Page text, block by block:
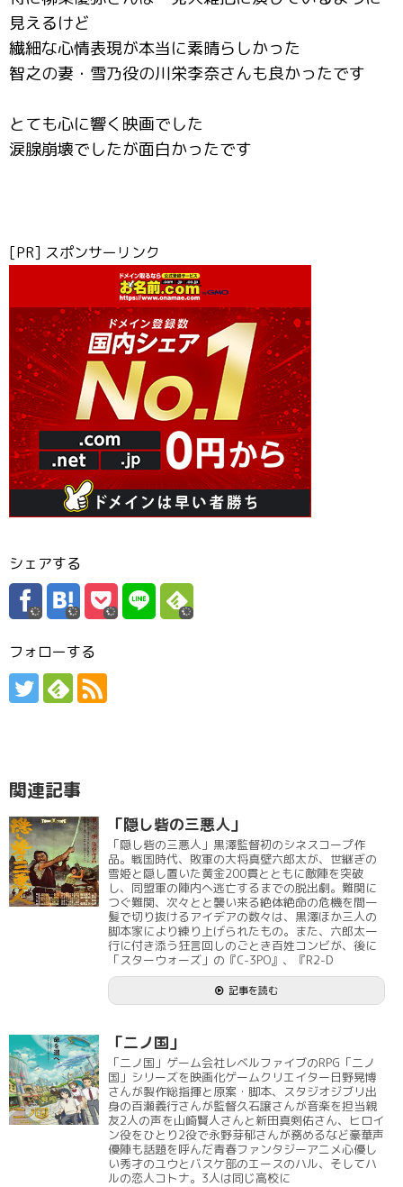
見えるけど
繊細な心情表現が本当に素晴らしかった
智之の妻・雪乃役の川栄李奈さんも良かったです
とても心に響く映画でした
涙腺崩壊でしたが面白かったです
[PR] スポンサーリンク
シェアする
フォローする
関連記事
「隠し砦の三悪人」
「隠し砦の三悪人」黒澤監督初のシネスコープ作
品。戦国時代、敗軍の大将真壁六郎太が、世継ぎの
雪姫と隠し置いた黄金200貫とともに敵陣を突破
し、同盟軍の陣内へ逃亡するまでの脱出劇。難関に
つぐ難関、次々とと襲い来る絶体絶命の危機を間一
髪で切り抜けるアイデアの数々は、黒澤ほか三人の
脚本家により練り上げられたもの。また、六郎太一
行に付き添う狂言回しのごとき百姓コンビが、後に
「スターウォーズ」の『C-3PO』、『R2-D
記事を読む
「二ノ国」
「二ノ国」ゲーム会社レベルファイブのRPG「二ノ
国」シリーズを映画化ゲームクリエイター日野晃博
さんが製作総指揮と原案・脚本、スタジオジブリ出
身の百瀬義行さんが監督久石譲さんが音楽を担当親
友2人の声を山崎賢人さんと新田真剣佑さん、ヒロイ
ン役をひとり2役で永野芽郁さんが務めるなど豪華声
優陣も話題を呼んだ青春ファンタジーアニメ心優し
い秀才のユウとバスケ部のエースのハル、そしてハ
ルの恋人コトナ。3人は同じ高校に